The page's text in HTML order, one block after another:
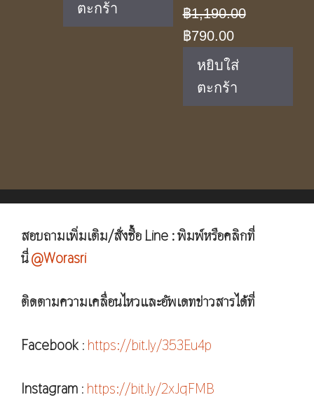
฿750.00.฿490.00.
ตะกร้า
฿1,190.00
Original
price
฿1,190.00.
฿790.00Current
price
฿790.00.
หยิบใส่
ตะกร้า
สอบถามเพิ่มเติม/สั่งซื้อ Line : พิมพ์หรือคลิกที่
นี่@Worasri
ติดตามความเคลื่อนไหวและอัพเดทข่าวสารได้ที่
Facebook : https://bit.ly/353Eu4p
Instagram : https://bit.ly/2xJqFMB